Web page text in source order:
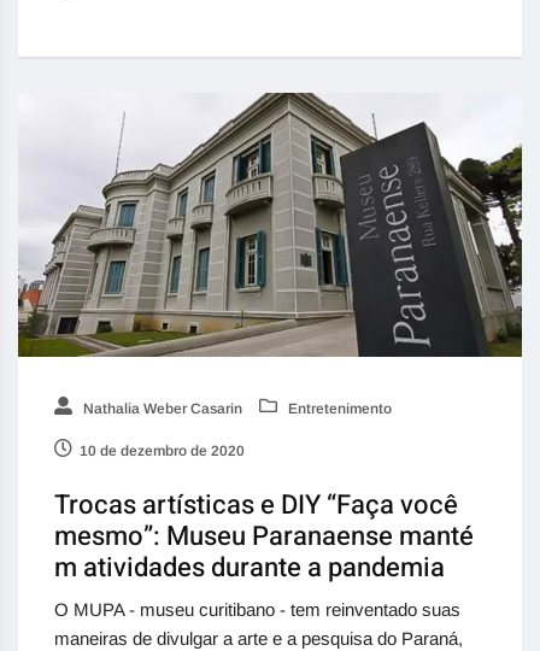
Nathalia Weber Casarin Entretenimento
10 de dezembro de 2020
Trocas artísticas e DIY “Faça você
mesmo”: Museu Paranaense manté
m atividades durante a pandemia
O MUPA - museu curitibano - tem reinventado suas
maneiras de divulgar a arte e a pesquisa do Paraná,